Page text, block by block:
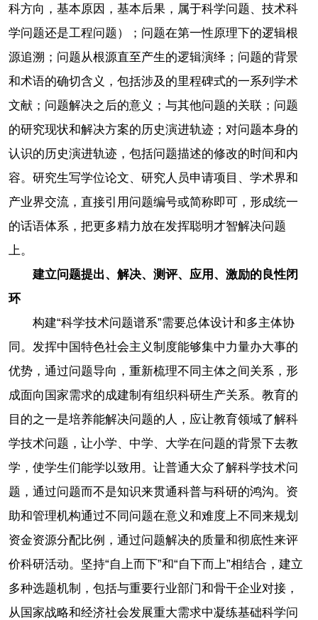
科方向，基本原因，基本后果，属于科学问题、技术科
学问题还是工程问题）；问题在第一性原理下的逻辑根
源追溯；问题从根源直至产生的逻辑演绎；问题的背景
和术语的确切含义，包括涉及的里程碑式的一系列学术
文献；问题解决之后的意义；与其他问题的关联；问题
的研究现状和解决方案的历史演进轨迹；对问题本身的
认识的历史演进轨迹，包括问题描述的修改的时间和内
容。研究生写学位论文、研究人员申请项目、学术界和
产业界交流，直接引用问题编号或简称即可，形成统一
的话语体系，把更多精力放在发挥聪明才智解决问题
上。
建立问题提出、解决、测评、应用、激励的良性闭
环
构建“科学技术问题谱系”需要总体设计和多主体协
同。发挥中国特色社会主义制度能够集中力量办大事的
优势，通过问题导向，重新梳理不同主体之间关系，形
成面向国家需求的成建制有组织科研生产关系。教育的
目的之一是培养能解决问题的人，应让教育领域了解科
学技术问题，让小学、中学、大学在问题的背景下去教
学，使学生们能学以致用。让普通大众了解科学技术问
题，通过问题而不是知识来贯通科普与科研的鸿沟。资
助和管理机构通过不同问题在意义和难度上不同来规划
资金资源分配比例，通过问题解决的质量和彻底性来评
价科研活动。坚持“自上而下”和“自下而上”相结合，建立
多种选题机制，包括与重要行业部门和骨干企业对接，
从国家战略和经济社会发展重大需求中凝练基础科学问